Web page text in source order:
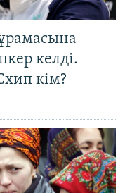
келді.
кім?